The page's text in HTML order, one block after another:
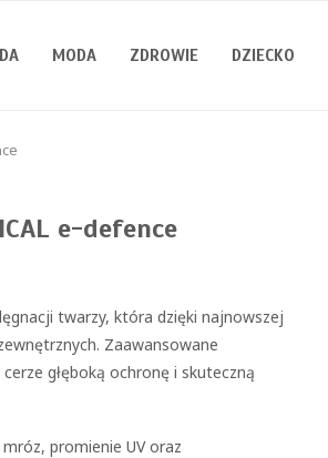
MODA ZDROWIE DZIECKO
e-defence
twarzy, która dzięki najnowszej
Zaawansowane
głęboką ochronę i skuteczną
promienie UV oraz